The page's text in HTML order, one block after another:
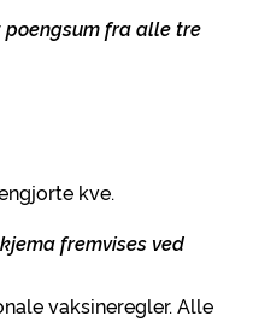
poengsum fra alle tre
kve.
fremvises ved
vaksineregler. Alle